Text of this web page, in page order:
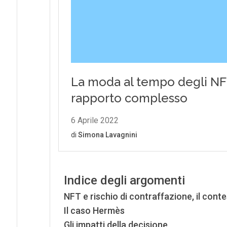
Indice degli argomenti
NFT e rischio di contraffazione, il
Il caso Hermès
Gli impatti della decisione